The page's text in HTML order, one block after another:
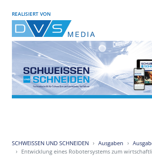
REALISIERT VON
SCHWEISSEN UND SCHNEIDEN Ausgaben
Entwicklung eines Robotersystems zum